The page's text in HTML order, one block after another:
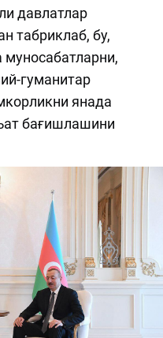
давлатлар
табриклаб, бу,
гуманитар
янада
бағишлашини